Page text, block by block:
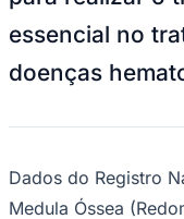
Shutterstock
A campanha
medula óssea,